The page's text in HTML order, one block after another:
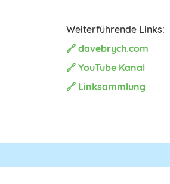
Weiterführende Links:
🔗 davebrych.com
🔗 YouTube Kanal
🔗 Linksammlung